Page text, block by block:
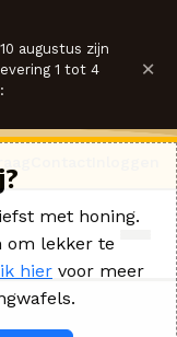
augustus zijn
1 tot 4
×
met honing.
om lekker te
hier voor meer